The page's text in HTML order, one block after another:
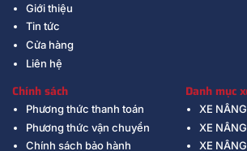
Giới thiệu
Tin tức
Cửa hàng
Liên hệ
Chính sách
Phương thức thanh toán
Phương thức vận chuyển
Chính sách bảo hành
Danh mục
XE
XE
XE